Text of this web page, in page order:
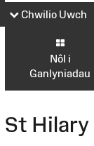
Chwilio Uwch
Nôl i
Ganlyniadau
St Hilary